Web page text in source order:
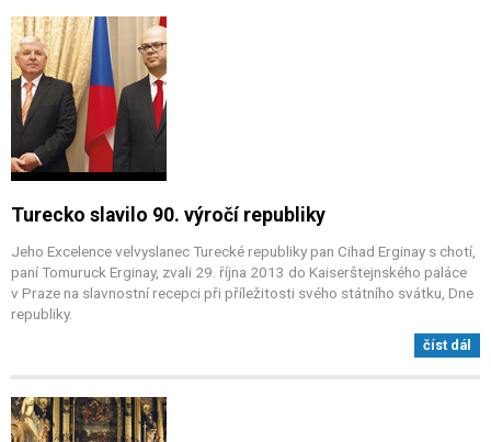
Turecko slavilo 90. výročí republiky
Jeho Excelence velvyslanec Turecké republiky pan Cihad Erginay s chotí,
paní Tomuruck Erginay, zvali 29. října 2013 do Kaiserštejnského paláce
v Praze na slavnostní recepci při příležitosti svého státního svátku, Dne
republiky.
číst dál